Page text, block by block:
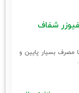
مصرف بسیار پایین و